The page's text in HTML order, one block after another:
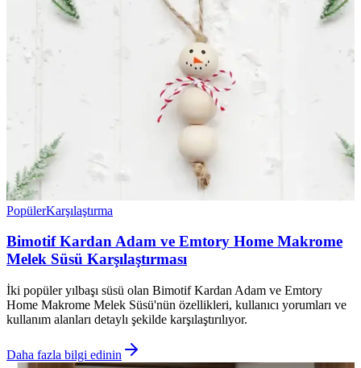
PopülerKarşılaştırma
Bimotif Kardan Adam ve Emtory Home Makrome
Melek Süsü Karşılaştırması
İki popüler yılbaşı süsü olan Bimotif Kardan Adam ve Emtory
Home Makrome Melek Süsü'nün özellikleri, kullanıcı yorumları ve
kullanım alanları detaylı şekilde karşılaştırılıyor.
Daha fazla bilgi edinin